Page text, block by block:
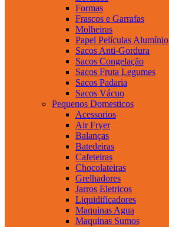
Formas
Frascos e Garrafas
Molheiras
Papel Películas Alumínio
Sacos Anti-Gordura
Sacos Congelação
Sacos Fruta Legumes
Sacos Padaria
Sacos Vácuo
Pequenos Domesticos
Acessorios
Air Fryer
Balanças
Batedeiras
Cafeteiras
Chocolateiras
Grelhadores
Jarros Eletricos
Liquidificadores
Maquinas Agua
Maquinas Sumos